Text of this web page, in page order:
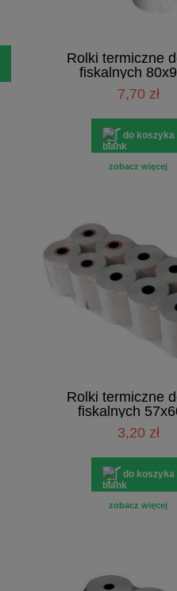
Rolki termiczne
fiskalnych
7,70 zł
do koszyka
zobacz więcej
Rolki termiczne
fiskalnych
3,20 zł
do koszyka
zobacz więcej